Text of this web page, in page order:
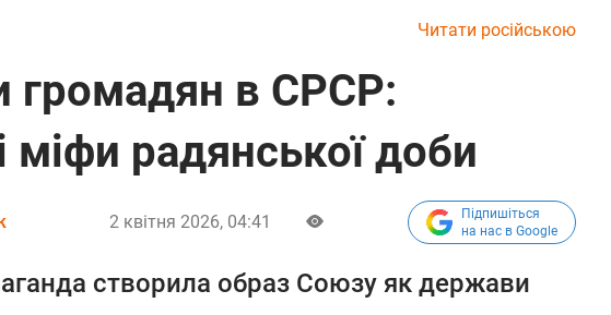
Читати російською
громадян в СРСР:
міфи радянської доби
2 квітня 2026, 04:41
Підпишіться
на нас в Google
створила образ Союзу як держави